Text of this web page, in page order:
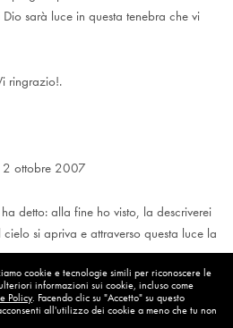
sarà luce in questa tenebra che vi
ringrazio!.
2 ottobre 2007
detto: alla fine ho visto, la descriverei
cielo si apriva e attraverso questa luce la
cookie e tecnologie simili per riconoscere le
informazioni sui cookie, incluso come
Policy. Facendo clic su "Accetto" su questo
all'utilizzo dei cookie a meno che tu non